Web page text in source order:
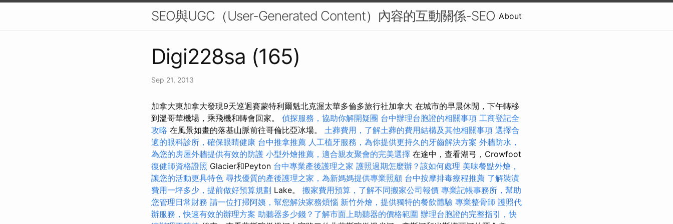
SEO與UGC（User-Generated Content）內容的互動關係-SEO About
Digi228sa (165)
Sep 21, 2013
加拿大東加拿大發現9天巡迴賽蒙特利爾魁北克渥太華多倫多旅行社加拿大 在城市的早晨休閒，下午轉移
到溫哥華機場，乘飛機和轉會回家。 偵探服務，協助你解開疑團 台中辦理台胞證的相關事項 工商登記全
攻略 在風景如畫的落基山脈前往哥倫比亞冰場。 土葬費用，了解土葬的費用結構及其他相關事項 選擇合
適的眼科診所，確保眼睛健康 台中推拿推薦 人工植牙服務，為你提供更持久的牙齒解決方案 外牆防水，
為您的房屋外牆提供有效的防護 小型外燴推薦，適合親友聚會的完美選擇 在途中，查看湖弓，Crowfoot
復健師資格證照 Glacier和Peyton 台中專業產後護理之家 護照過期怎麼辦？該如何處理 美味餐點外燴，
讓您的活動更具特色 尋找優質的產後護理之家，為新媽媽提供專業照顧 台中按摩排毒療程推薦 了解裝潢
費用一坪多少，提前做好預算規劃 Lake。 搬家費用預算，了解不同搬家公司報價 專業記帳事務所，幫助
您管理日常財務 請一位打掃阿姨，幫您解決家務煩惱 新竹外燴，提供獨特的餐飲體驗 專業整骨師 護照代
辦服務，快速有效的辦理方案 助聽器多少錢？了解市面上助聽器的價格範圍 辦理台胞證的完整指引，快